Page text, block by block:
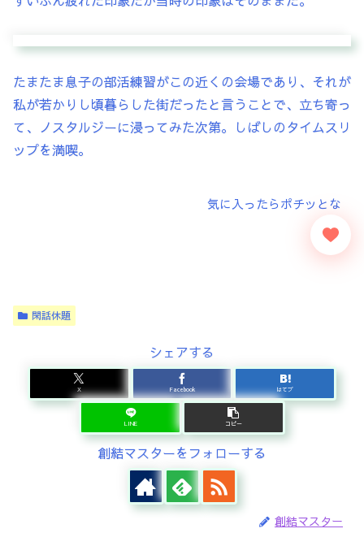
たまたま息子の部活練習がこの近くの会場であり、それが
私が若かりし頃暮らした街だったと言うことで、立ち寄っ
て、ノスタルジーに浸ってみた次第。しばしのタイムスリ
ップを満喫。
閑話休題
シェアする
X Facebook はてブ
LINE コピー
創結マスターをフォローする
創結マスター